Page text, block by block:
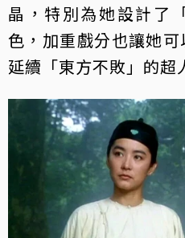
晶，特別為她設計了
色，加重戲分也讓她
延續「東方不敗」的超